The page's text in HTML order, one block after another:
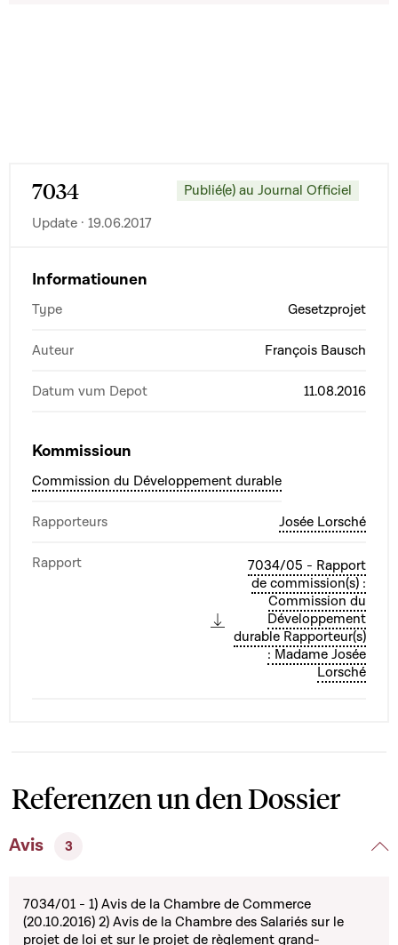
7034
Publié(e) au Journal Officiel
Update · 19.06.2017
Informatiounen
Type Gesetzprojet
Auteur François Bausch
Datum vum Depot 11.08.2016
Kommissioun
Commission du Développement durable
Rapporteurs Josée Lorsché
Rapport
7034/05 - Rapport
de commission(s) :
Commission du
Développement
durable Rapporteur(s)
: Madame Josée
Lorsché
Referenzen un den Dossier
Avis 3
7034/01 - 1) Avis de la Chambre de Commerce
(20.10.2016) 2) Avis de la Chambre des Salariés sur le
projet de loi et sur le projet de règlement grand-